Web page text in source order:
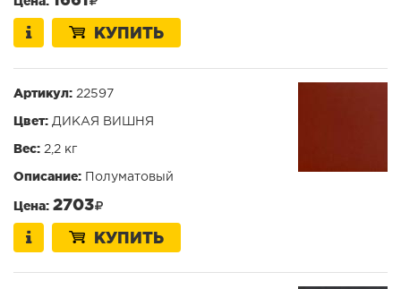
КУПИТЬ
Артикул: 22597
Цвет: ДИКАЯ ВИШНЯ
Вес: 2,2 кг
Описание: Полуматовый
Цена: 2703
КУПИТЬ